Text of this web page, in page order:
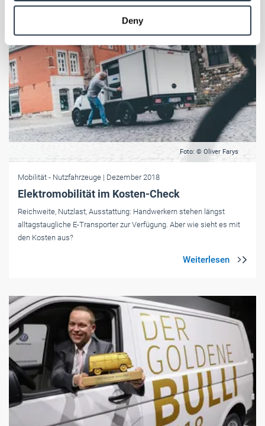
provided to them or that they’ve collected from your use
Weitere Informationen:Impressum Datenschutz
Deny
Foto: © Oliver Farys
Mobilität - Nutzfahrzeuge | Dezember 2018
Elektromobilität im Kosten-Check
Reichweite, Nutzlast, Ausstattung: Handwerkern stehen längst
alltagstaugliche E-Transporter zur Verfügung. Aber wie sieht es mit
den Kosten aus?